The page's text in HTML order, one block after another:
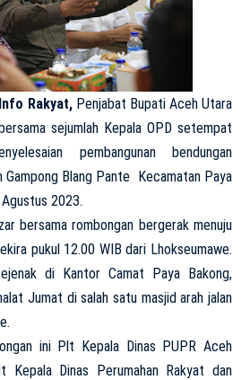
Rakyat, Penjabat Bupati Aceh Utara
sejumlah Kepala OPD setempat
pembangunan bendungan
Gampong Blang Pante Kecamatan Paya
2023.
bersama rombongan bergerak menuju
pukul 12.00 WIB dari Lhokseumawe.
di Kantor Camat Paya Bakong,
Jumat di salah satu masjid arah jalan
ini Plt Kepala Dinas PUPR Aceh
Dinas Perumahan Rakyat dan